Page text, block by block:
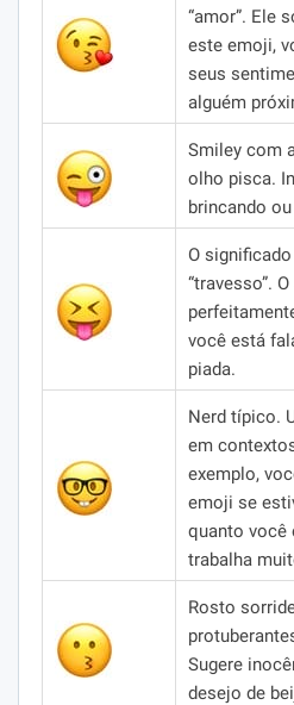
“amor”. Ele
este emoji,
seus
alguém
Smiley com
olho pisca.
brincando
O
“travesso”.
você está
piada.
Nerd típico.
em
exemplo,
emoji se
quanto você
trabalha
Rosto
Sugere
desejo de